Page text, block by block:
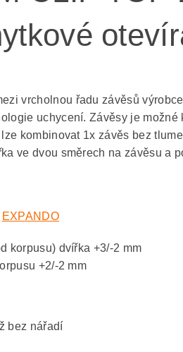
vrcholnou řadu závěsů
uchycení. Závěsy je
kombinovat 1x závěs bez
ve dvou směrech na závěsu a
EXPANDO
korpusu) dvířka +3/-2 mm
+2/-2 mm
bez nářadí